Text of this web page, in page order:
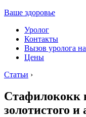
Ваше здоровье
Уролог
Контакты
Вызов уролога
Цены
Статьи ›
Стафилококк
золотистого и